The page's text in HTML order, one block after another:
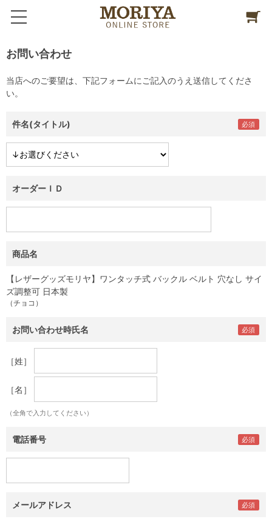
お問い合わせ
当店へのご要望は、下記フォームにご記入のうえ送信してくださ
い。
件名(タイトル)
オーダーＩＤ
商品名
【レザーグッズモリヤ】ワンタッチ式 バックル ベルト 穴なし サイ
ズ調整可 日本製
（チョコ）
お問い合わせ時氏名
［姓］
［名］
（全角で入力してください）
電話番号
メールアドレス